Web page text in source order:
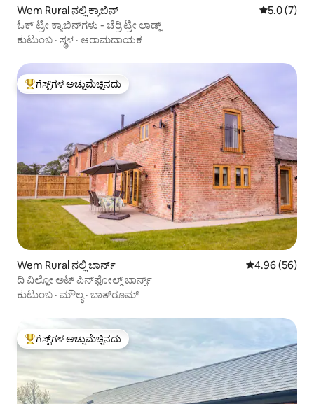
Wem Rural ನಲ್ಲಿ ಕ್ಯಾಬಿನ್ 5 ರಲ್ಲಿ 5.0
5.0 (7)
ಓಕ್ ಟ್ರೀ ಕ್ಯಾಬಿನ್‌ಗಳು - ಚೆರ್ರಿ ಟ್ರೀ ಲಾಡ್ಜ್
ಕುಟುಂಬ · ಸ್ಥಳ · ಆರಾಮದಾಯಕ
ಗೆಸ್ಟ್‌ಗಳಿಗೆ ಅತಿ ಹೆಚ್ಚು ಅಚ್ಚುಮೆಚ್ಚಿನದು
ಗೆಸ್ಟ್‌ಗಳ ಅಚ್ಚುಮೆಚ್ಚಿನದು
Wem Rural ನಲ್ಲಿ ಬಾರ್ನ್ 5 ರಲ್ಲಿ 4.96
4.96 (56)
ದಿ ವಿಲ್ಲೋ ಅಟ್ ಪಿನ್‌ಫೋಲ್ಡ್ ಬಾರ್ನ್ಸ್
ಕುಟುಂಬ · ಮೌಲ್ಯ· ಬಾತ್‌ರೂಮ್
ಗೆಸ್ಟ್‌ಗಳಿಗೆ ಅತಿ ಹೆಚ್ಚು ಅಚ್ಚುಮೆಚ್ಚಿನದು
ಗೆಸ್ಟ್‌ಗಳ ಅಚ್ಚುಮೆಚ್ಚಿನದು